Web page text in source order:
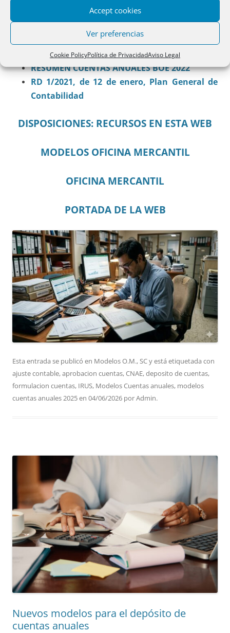
Accept cookies
Ver preferencias
Cookie PolicyPolítica de PrivacidadAviso Legal
RESUMEN CUENTAS ANUALES BOE 2024
RESUMEN CUENTAS ANUALES BOE 2023
RESUMEN CUENTAS ANUALES BOE 2022
RD 1/2021, de 12 de enero, Plan General de
Contabilidad
DISPOSICIONES: RECURSOS EN ESTA WEB
MODELOS OFICINA MERCANTIL
OFICINA MERCANTIL
PORTADA DE LA WEB
Esta entrada se publicó en Modelos O.M.,SCy está etiquetada con
ajuste contable,aprobacion cuentas,CNAE,deposito de cuentas,
formulacion cuentas, IRUS, Modelos Cuentas anuales, modelos
cuentas anuales 2025en 04/06/2026 porAdmin.
Nuevos modelos para el depósito de
cuentas anuales